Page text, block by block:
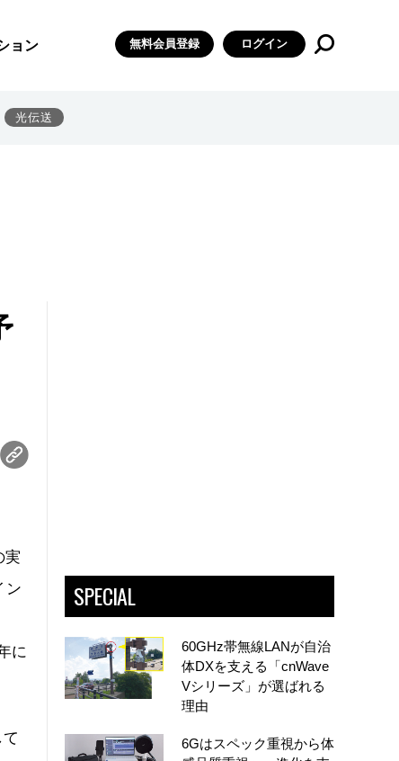
ョン 無料会員登録 ログイン
光伝送
実
ン
に
SPECIAL
60GHz帯無線LANが自治
体DXを支える「cnWave
Vシリーズ」が選ばれる
理由
6Gはスペック重視から体